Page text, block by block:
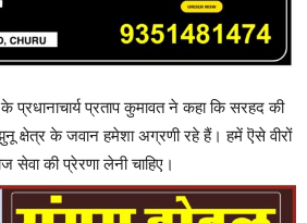
प्रधानाचार्य प्रताप कुमावत ने कहा कि सरहद की
क्षेत्र के जवान हमेशा अग्रणी रहे हैं। हमें ऎसे वीरों
की प्रेरणा लेनी चाहिए।